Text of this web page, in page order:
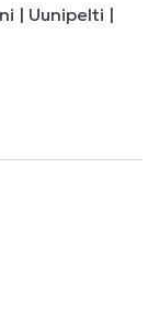
| Uunipelti |